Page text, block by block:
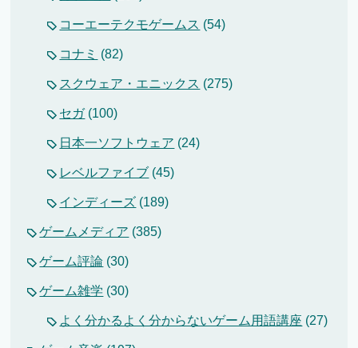
コーエーテクモゲームス (54)
コナミ (82)
スクウェア・エニックス (275)
セガ(100)
日本一ソフトウェア (24)
レベルファイブ (45)
インディーズ (189)
ゲームメディア (385)
ゲーム評論 (30)
ゲーム雑学 (30)
よく分かるよく分からないゲーム用語講座 (27)